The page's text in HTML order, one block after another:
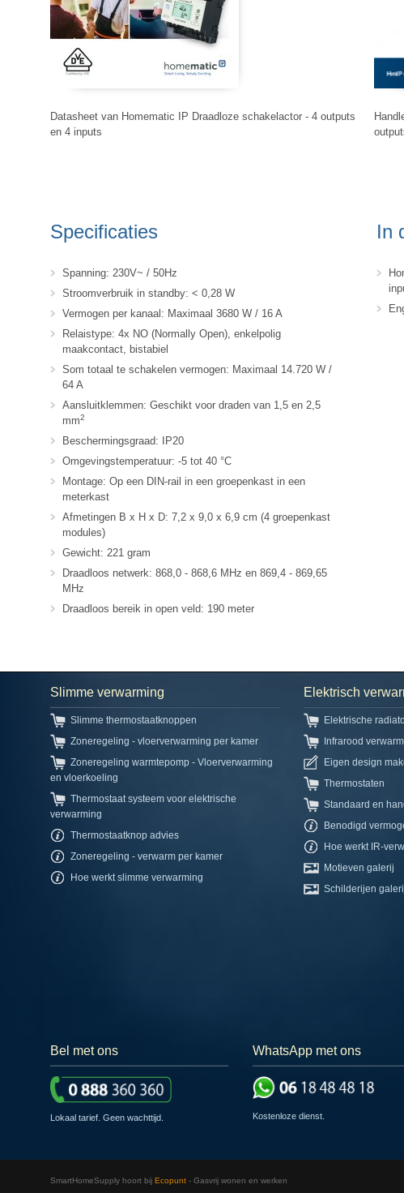
Datasheet van Homematic IP Draadloze schakelactor - 4 outputs
en 4 inputs
Specificaties
Spanning: 230V~ / 50Hz
Stroomverbruik in standby: < 0,28 W
Vermogen per kanaal: Maximaal 3680 W / 16 A
Relaistype: 4x NO (Normally Open), enkelpolig
maakcontact, bistabiel
Som totaal te schakelen vermogen: Maximaal 14.720 W /
64 A
Aansluitklemmen: Geschikt voor draden van 1,5 en 2,5
mm2
Beschermingsgraad: IP20
Omgevingstemperatuur: -5 tot 40 °C
Montage: Op een DIN-rail in een groepenkast in een
meterkast
Afmetingen B x H x D: 7,2 x 9,0 x 6,9 cm (4 groepenkast
modules)
Gewicht: 221 gram
Draadloos netwerk: 868,0 - 868,6 MHz en 869,4 - 869,65
MHz
Draadloos bereik in open veld: 190 meter
In
Slimme verwarming
Slimme thermostaatknoppen
Zoneregeling - vloerverwarming per kamer
Zoneregeling warmtepomp - Vloerverwarming
en vloerkoeling
Thermostaat systeem voor elektrische
verwarming
Thermostaatknop advies
Zoneregeling - verwarm per kamer
Hoe werkt slimme verwarming
Elektrisch
Elektrische
Infrarood
Eigen design
Thermostaten
Standaard en
Benodigd
Hoe werkt IR-
Motieven galerij
Schilderijen
Bel met ons
Lokaal tarief. Geen wachttijd.
WhatsApp met ons
Kostenloze dienst.
SmartHomeSupply hoort bij Ecopunt - Gasvrij wonen en werken